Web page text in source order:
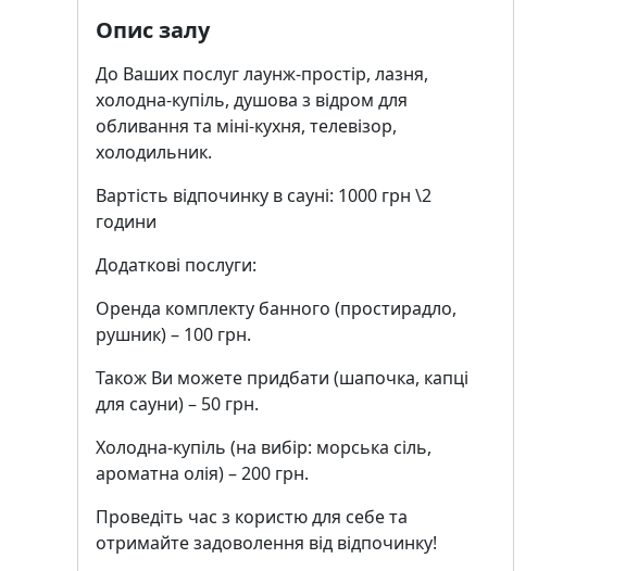
Опис залу
До Ваших послуг лаунж-простір, лазня,
холодна-купіль, душова з відром для
обливання та міні-кухня, телевізор,
холодильник.
Вартість відпочинку в сауні: 1000 грн \2
години
Додаткові послуги:
Оренда комплекту банного (простирадло,
рушник) – 100 грн.
Також Ви можете придбати (шапочка, капці
для сауни) – 50 грн.
Холодна-купіль (на вибір: морська сіль,
ароматна олія) – 200 грн.
Проведіть час з користю для себе та
отримайте задоволення від відпочинку!